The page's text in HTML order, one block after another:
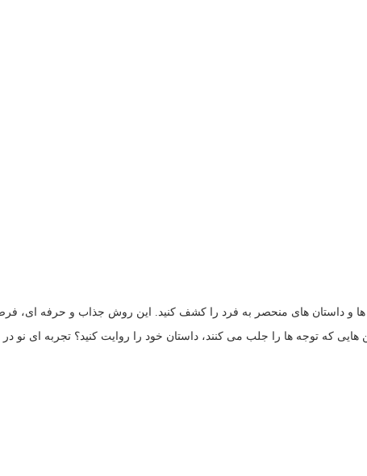
‌ها و داستان ‌های منحصر به ‌فرد را کشف کنید. این روش جذاب و حرفه ‌ای،
‌هایی که توجه‌ ها را جلب می‌ کنند، داستان خود را روایت کنید؟ تجربه‌ ای نو